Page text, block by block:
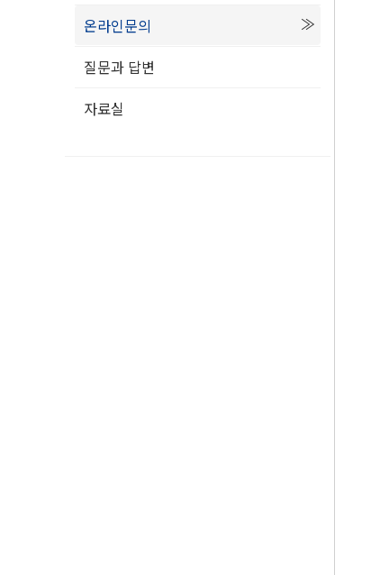
온라인문의
질문과 답변
자료실